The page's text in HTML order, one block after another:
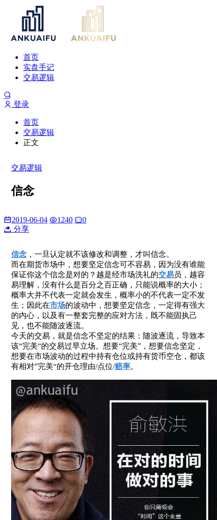
首页
实盘手记
交易逻辑
登录
首页
交易逻辑
正文
交易逻辑
信念
2019-06-04 1240
0
分享
信念 ，一旦认定就不该修改和调整，才叫信念。
而在期货市场中，想要坚定信念可不容易，因为没有谁能
保证你这个信念是对的？越是经市场洗礼的交易员，越容
易理解，没有什么是百分之百正确，只能说概率的大小；
概率大并不代表一定就会发生，概率小的不代表一定不发
生；因此在市场的波动中，想要坚定信念，一定得有强大
的内心，以及有一整套完整的应对方法，既不能固执己
见，也不能随波逐流。
今天的交易，就是信念不坚定的结果：随波逐流，导致本
该“完美“的交易过早立场。想要“完美”，想要信念坚定，
想要在市场波动的过程中持有仓位或持有货币空仓，都该
有相对”完美“的开仓理由/点位/赔率。